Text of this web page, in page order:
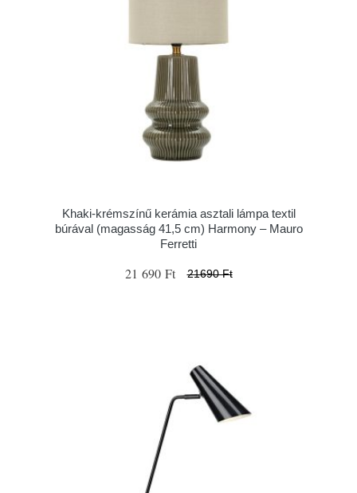
Khaki-krémszínű kerámia asztali lámpa textil
búrával (magasság 41,5 cm) Harmony – Mauro
Ferretti
21 690 Ft 21690 Ft